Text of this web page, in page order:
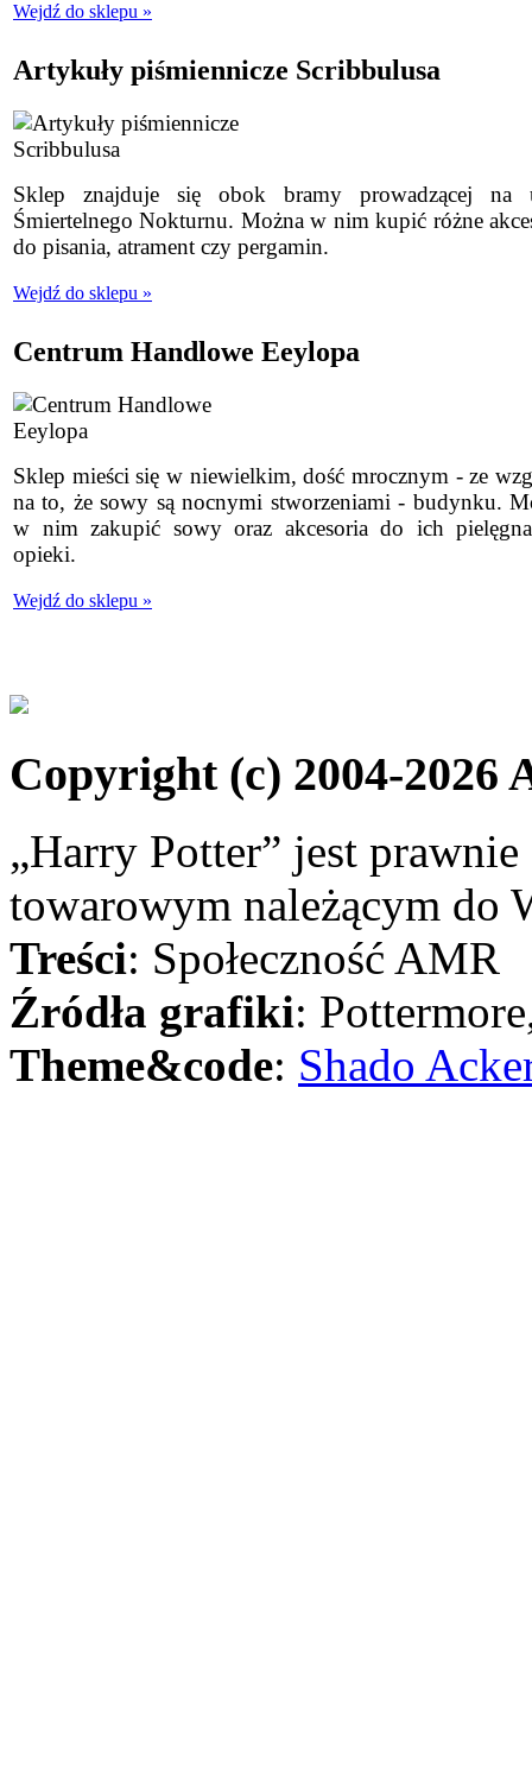
Wejdź do sklepu »
Artykuły piśmiennicze Scribbulusa
Sklep znajduje się obok bramy prowadzącej na
Śmiertelnego Nokturnu. Można w nim kupić różne
do pisania, atrament czy pergamin.
Wejdź do sklepu »
Centrum Handlowe Eeylopa
Sklep mieści się w niewielkim, dość mrocznym - ze
na to, że sowy są nocnymi stworzeniami - budynku.
w nim zakupić sowy oraz akcesoria do ich
opieki.
Wejdź do sklepu »
Copyright (c) 2004-2026
„Harry Potter” jest
towarowym należącym do
Treści: Społeczność AMR
Źródła grafiki:
Theme&code: Shado